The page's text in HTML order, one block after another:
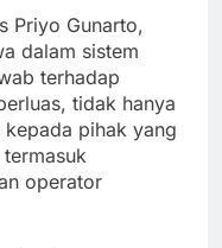
Priyo Gunarto,
dalam sistem
terhadap
tidak hanya
pihak yang
operator